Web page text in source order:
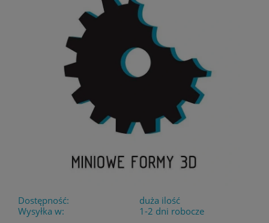
Dostępność:
duża ilość
Wysyłka w:
1-2 dni robocze